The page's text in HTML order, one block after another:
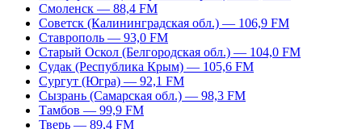
Смоленск — 88,4 FM
Советск (Калининградская обл.) — 106,9 FM
Ставрополь — 93,0 FM
Старый Оскол (Белгородская обл.) — 104,0 FM
Судак (Республика Крым) — 105,6 FM
Сургут (Югра) — 92,1 FM
Сызрань (Самарская обл.) — 98,3 FM
Тамбов — 99,9 FM
Тверь — 89,4 FM